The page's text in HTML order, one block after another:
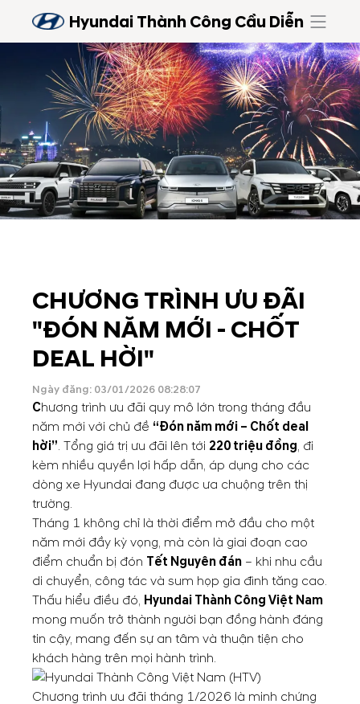
Hyundai Thành Công Cầu Diễn
CHƯƠNG TRÌNH ƯU ĐÃI
"ĐÓN NĂM MỚI - CHỐT
DEAL HỜI"
Ngày đăng: 03/01/2026 08:28:07
Chương trình ưu đãi quy mô lớn trong tháng đầu
năm mới với chủ đề “Đón năm mới – Chốt deal
hời”. Tổng giá trị ưu đãi lên tới 220 triệu đồng, đi
kèm nhiều quyền lợi hấp dẫn, áp dụng cho các
dòng xe Hyundai đang được ưa chuộng trên thị
trường.
Tháng 1 không chỉ là thời điểm mở đầu cho một
năm mới đầy kỳ vọng, mà còn là giai đoạn cao
điểm chuẩn bị đón Tết Nguyên đán – khi nhu cầu
di chuyển, công tác và sum họp gia đình tăng cao.
Thấu hiểu điều đó, Hyundai Thành Công Việt Nam
mong muốn trở thành người bạn đồng hành đáng
tin cậy, mang đến sự an tâm và thuận tiện cho
khách hàng trên mọi hành trình.
Chương trình ưu đãi tháng 1/2026 là minh chứng